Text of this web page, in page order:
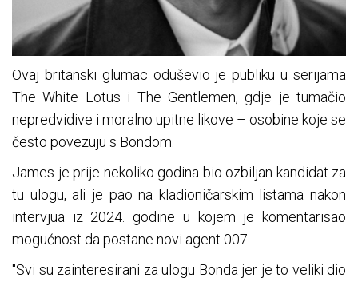
Ovaj britanski glumac oduševio je publiku u serijama
The White Lotus i The Gentlemen, gdje je tumačio
nepredvidive i moralno upitne likove – osobine koje se
često povezuju s Bondom.
James je prije nekoliko godina bio ozbiljan kandidat za
tu ulogu, ali je pao na kladioničarskim listama nakon
intervjua iz 2024. godine u kojem je komentarisao
mogućnost da postane novi agent 007.
"Svi su zainteresirani za ulogu Bonda jer je to veliki dio